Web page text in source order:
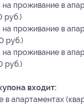
проживание в
руб.)
проживание в
руб.)
проживание в
руб.)
входит:
в апартаментах